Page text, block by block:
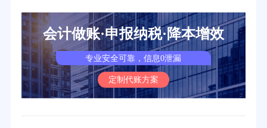
会计做账·申报纳税·降本增效
专业安全可靠，信息0泄漏
定制代账方案